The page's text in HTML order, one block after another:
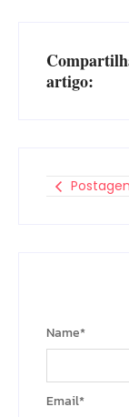
artigo:
Name*
Email*